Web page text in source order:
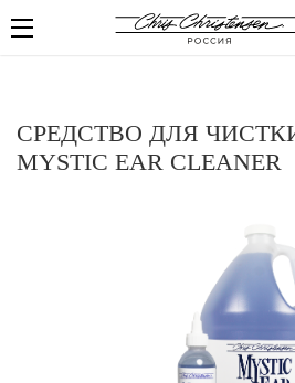
СРЕДСТВО ДЛЯ
MYSTIC EAR CLEANER